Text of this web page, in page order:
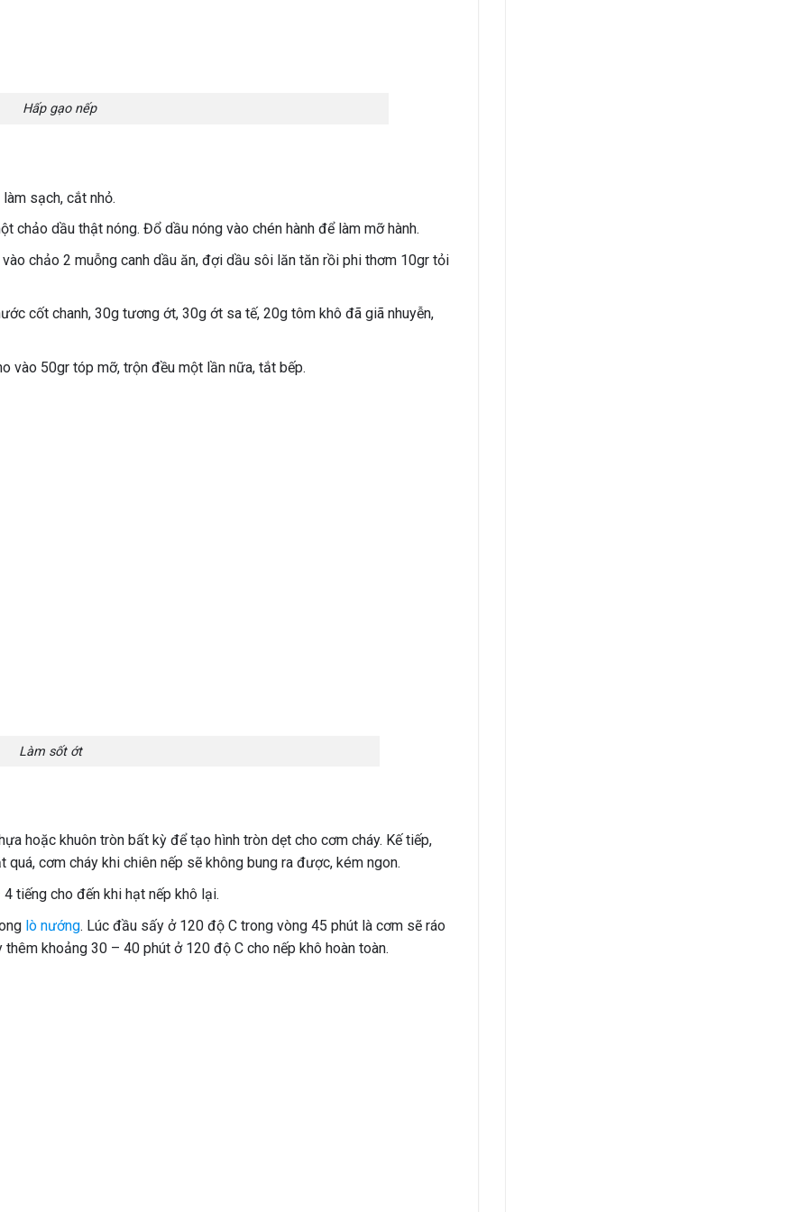
Hấp gạo nếp
sạch, cắt nhỏ.
chảo dầu thật nóng. Đổ dầu nóng vào chén hành để làm mỡ hành.
chảo 2 muỗng canh dầu ăn, đợi dầu sôi lăn tăn rồi phi thơm 10gr tỏi
cốt chanh, 30g tương ớt, 30g ớt sa tế, 20g tôm khô đã giã nhuyễn,
vào 50gr tóp mỡ, trộn đều một lần nữa, tắt bếp.
Làm sốt ớt
hoặc khuôn tròn bất kỳ để tạo hình tròn dẹt cho cơm cháy. Kế tiếp,
cơm cháy khi chiên nếp sẽ không bung ra được, kém ngon.
tiếng cho đến khi hạt nếp khô lại.
lò nướng. Lúc đầu sấy ở 120 độ C trong vòng 45 phút là cơm sẽ ráo
khoảng 30 – 40 phút ở 120 độ C cho nếp khô hoàn toàn.